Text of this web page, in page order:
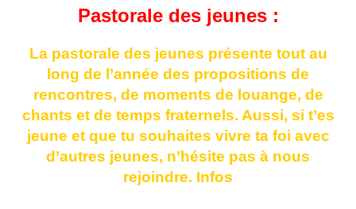
Pastorale des jeunes :
La pastorale des jeunes présente tout au
long de l’année des propositions de
rencontres, de moments de louange, de
chants et de temps fraternels. Aussi, si t’es
jeune et que tu souhaites vivre ta foi avec
d’autres jeunes, n’hésite pas à nous
rejoindre. Infos